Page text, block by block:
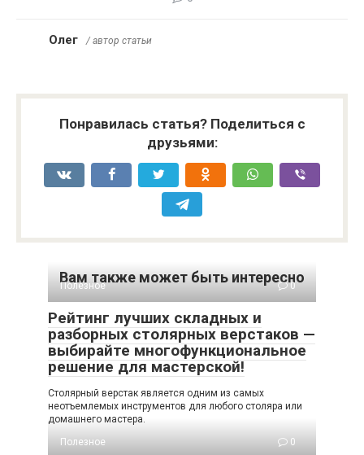
Олег / автор статьи
Понравилась статья? Поделиться с
друзьями:
Вам также может быть интересно
Полезное 0
Рейтинг лучших складных и
разборных столярных верстаков —
выбирайте многофункциональное
решение для мастерской!
Столярный верстак является одним из самых
неотъемлемых инструментов для любого столяра или
домашнего мастера.
Полезное
0